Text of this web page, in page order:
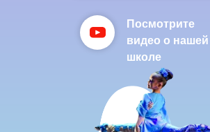
Посмотрите
видео о нашей
школе